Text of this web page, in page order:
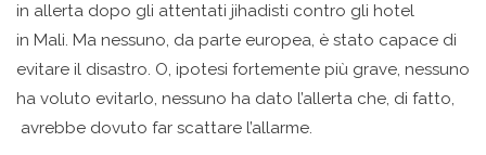
in allerta dopo gli attentati jihadisti contro gli hotel
in Mali. Ma nessuno, da parte europea, è stato capace di
evitare il disastro. O, ipotesi fortemente più grave, nessuno
ha voluto evitarlo, nessuno ha dato l’allerta che, di fatto,
avrebbe dovuto far scattare l’allarme.